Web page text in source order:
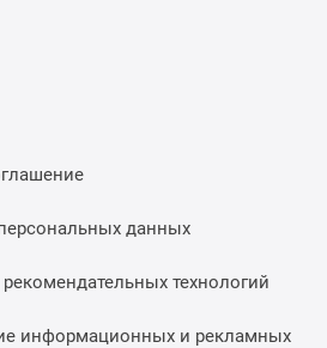
данных
технологий
информационных и рекламных